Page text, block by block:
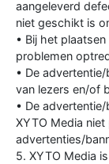
aangeleverd
niet geschikt is
• Bij het
problemen
• De
van lezers en/of
• De
XYTO Media
advertenties/
5. XYTO Media